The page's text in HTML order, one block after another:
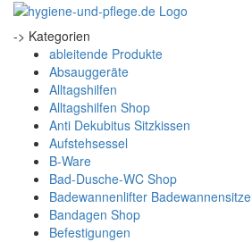
-> Kategorien
ableitende Produkte
Absauggeräte
Alltagshilfen
Alltagshilfen Shop
Anti Dekubitus Sitzkissen
Aufstehsessel
B-Ware
Bad-Dusche-WC Shop
Badewannenlifter Badewannensitze
Bandagen Shop
Befestigungen